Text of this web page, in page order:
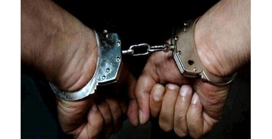
عملکرد دولت بود. آنچه در این دیدارها بیش از هر چیز برای من
برجسته